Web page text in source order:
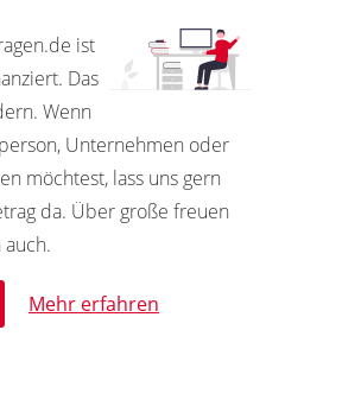
ist
Das
Wenn
Unternehmen oder
möchtest, lass uns gern
da. Über große freuen
Mehr erfahren